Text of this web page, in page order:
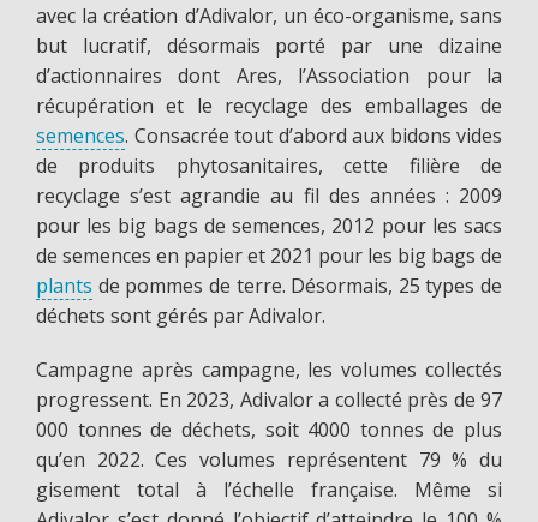
avec la création d’Adivalor, un éco-organisme, sans
but lucratif, désormais porté par une dizaine
d’actionnaires dont Ares, l’Association pour la
récupération et le recyclage des emballages de
semences. Consacrée tout d’abord aux bidons vides
de produits phytosanitaires, cette filière de
recyclage s’est agrandie au fil des années : 2009
pour les big bags de semences, 2012 pour les sacs
de semences en papier et 2021 pour les big bags de
plants de pommes de terre. Désormais, 25 types de
déchets sont gérés par Adivalor.
Campagne après campagne, les volumes collectés
progressent. En 2023, Adivalor a collecté près de 97
000 tonnes de déchets, soit 4000 tonnes de plus
qu’en 2022. Ces volumes représentent 79 % du
gisement total à l’échelle française. Même si